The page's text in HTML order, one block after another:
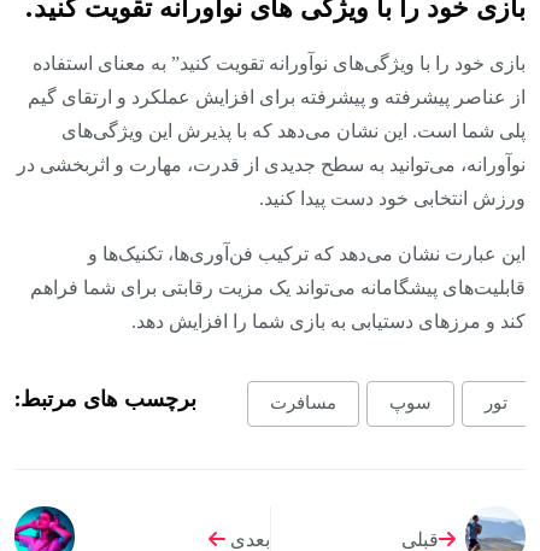
بازی خود را با ویژگی های نوآورانه تقویت کنید.
بازی خود را با ویژگی‌های نوآورانه تقویت کنید” به معنای استفاده
از عناصر پیشرفته و پیشرفته برای افزایش عملکرد و ارتقای گیم
پلی شما است. این نشان می‌دهد که با پذیرش این ویژگی‌های
نوآورانه، می‌توانید به سطح جدیدی از قدرت، مهارت و اثربخشی در
ورزش انتخابی خود دست پیدا کنید.
این عبارت نشان می‌دهد که ترکیب فن‌آوری‌ها، تکنیک‌ها و
قابلیت‌های پیشگامانه می‌تواند یک مزیت رقابتی برای شما فراهم
کند و مرزهای دستیابی به بازی شما را افزایش دهد.
برچسب های مرتبط: تور سوپ مسافرت
قبلی بعدی